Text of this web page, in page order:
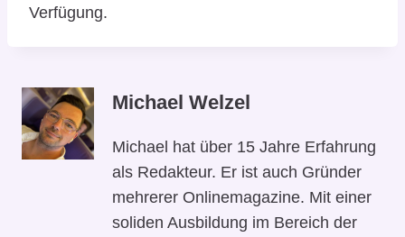
Verfügung.
Michael Welzel
Michael hat über 15 Jahre Erfahrung
als Redakteur. Er ist auch Gründer
mehrerer Onlinemagazine. Mit einer
soliden Ausbildung im Bereich der